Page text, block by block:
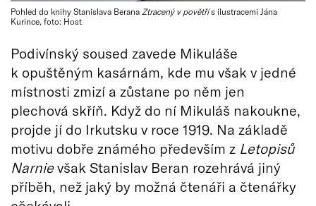
Pohled do knihy Stanislava Berana Ztracený v povětřís ilustracemi Jána
Kurince, foto: Host
Podivínský soused zavede Mikuláše
k opuštěným kasárnám, kde mu však v jedné
místnosti zmizí a zůstane po něm jen
plechová skříň. Když do ní Mikuláš nakoukne,
projde jí do Irkutsku v roce 1919. Na základě
motivu dobře známého především z Letopisů
Narnievšak Stanislav Beran rozehrává jiný
příběh, než jaký by možná čtenáři a čtenářky